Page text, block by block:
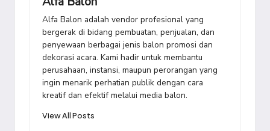
Alfa Balon adalah vendor profesional yang
bergerak di bidang pembuatan, penjualan, dan
penyewaan berbagai jenis balon promosi dan
dekorasi acara. Kami hadir untuk membantu
perusahaan, instansi, maupun perorangan yang
ingin menarik perhatian publik dengan cara
kreatif dan efektif melalui media balon.
View All Posts